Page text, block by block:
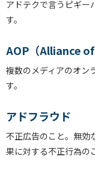
アドテクで言うピギー
す。
AOP（Alliance
複数のメディアのオン
す。
アドフラウド
不正広告のこと。無効
果に対する不正行為の